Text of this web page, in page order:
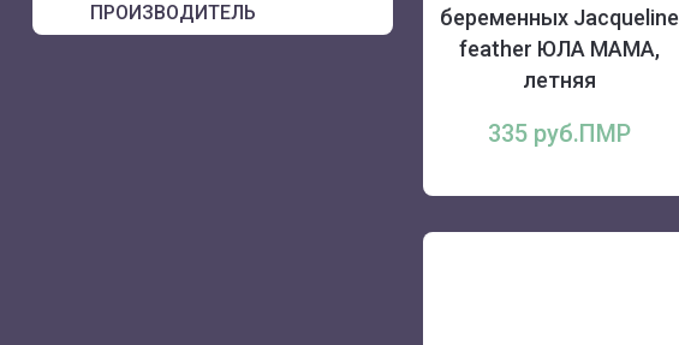
ПРОИЗВОДИТЕЛЬ
беременных Jacqueline
feather ЮЛА МАМА,
летняя
335 руб.ПМР